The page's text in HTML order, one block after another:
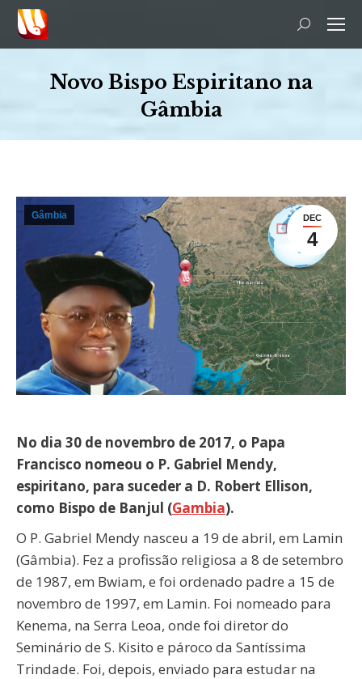
Search:
Novo Bispo Espiritano na
Gâmbia
DEC
4
Gâmbia
No dia 30 de novembro de 2017, o Papa
Francisco nomeou o P. Gabriel Mendy,
espiritano, para suceder a D. Robert Ellison,
como Bispo de Banjul (Gambia).
O P. Gabriel Mendy nasceu a 19 de abril, em Lamin
(Gâmbia). Fez a profissão religiosa a 8 de setembro
de 1987, em Bwiam, e foi ordenado padre a 15 de
novembro de 1997, em Lamin. Foi nomeado para
Kenema, na Serra Leoa, onde foi diretor do
Seminário de S. Kisito e pároco da Santíssima
Trindade. Foi, depois, enviado para estudar na